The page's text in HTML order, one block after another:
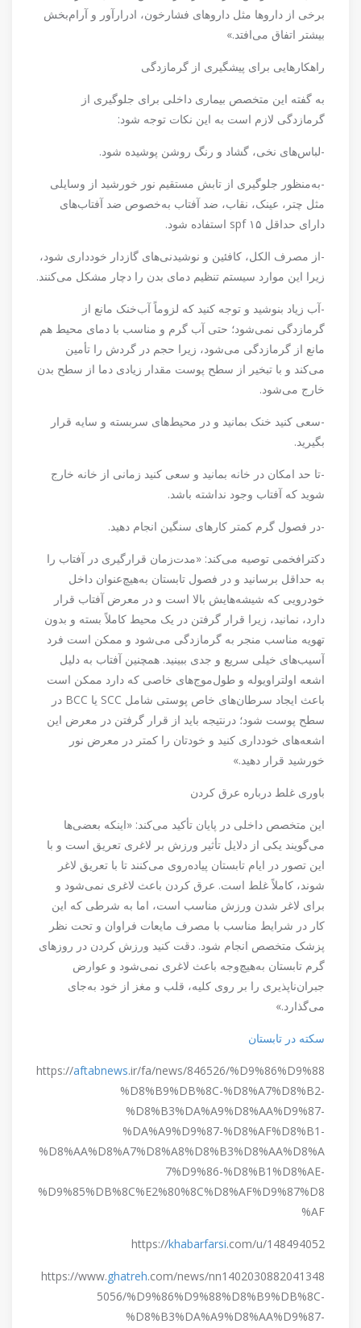
برخی از دارو‌ها مثل دارو‌های فشارخون، ادرارآور و آرام‌بخش
بیشتر اتفاق می‌افتد.»
راهکار‌هایی برای پیشگیری از گرمازدگی
به گفته این متخصص بیماری داخلی برای جلوگیری از
گرمازدگی لازم است به این نکات توجه شود:
-لباس‌های نخی، گشاد و رنگ روشن پوشیده شود.
-به‌منظور جلوگیری از تابش مستقیم نور خورشید از وسایلی
مثل چتر، عینک، نقاب، ضد آفتاب به‌خصوص ضد آفتاب‌های
دارای حداقل spf ۱۵ استفاده شود.
-از مصرف الکل، کافئین و نوشیدنی‌های گازدار خودداری شود،
زیرا این موارد سیستم تنظیم دمای بدن را دچار مشکل می‌کنند.
-آب زیاد بنوشید و توجه کنید که لزوماً آب‌خنک مانع از
گرمازدگی نمی‌شود؛ حتی آب گرم و مناسب با دمای محیط هم
مانع از گرمازدگی می‌شود، زیرا حجم در گردش را تأمین
می‌کند و با تبخیر از سطح پوست مقدار زیادی دما از سطح بدن
خارج می‌شود.
-سعی کنید خنک بمانید و در محیط‌های سربسته و سایه قرار
بگیرید.
-تا حد امکان در خانه بمانید و سعی کنید زمانی از خانه خارج
شوید که آفتاب وجود نداشته باشد.
-در فصول گرم کمتر کار‌های سنگین انجام دهید.
دکترافخمی توصیه می‌کند: «مدت‌زمان قرارگیری در آفتاب را
به حداقل برسانید و در فصول تابستان به‌هیچ‌عنوان داخل
خودرویی که شیشه‌هایش بالا است و در معرض آفتاب قرار
دارد، نمانید، زیرا قرار گرفتن در یک محیط کاملاً بسته و بدون
تهویه مناسب منجر به گرمازدگی می‌شود و ممکن است فرد
آسیب‌های خیلی سریع و جدی ببینید. همچنین آفتاب به دلیل
اشعه اولتراویوله و طول‌موج‌های خاصی که دارد ممکن است
باعث ایجاد سرطان‌های خاص پوستی شامل SCC یا BCC در
سطح پوست شود؛ درنتیجه باید از قرار گرفتن در معرض این
اشعه‌های خودداری کنید و خودتان را کمتر در معرض نور
خورشید قرار دهید.»
باوری غلط درباره عرق کردن
این متخصص داخلی در پایان تأکید می‌کند: «اینکه بعضی‌ها
می‌گویند یکی از دلایل تأثیر ورزش بر لاغری تعریق است و با
این تصور در ایام تابستان پیاده‌روی می‌کنند تا با تعریق لاغر
شوند، کاملاً غلط است. عرق کردن باعث لاغری نمی‌شود و
برای لاغر شدن ورزش مناسب است، اما به شرطی که این
کار در شرایط مناسب با مصرف مایعات فراوان و تحت نظر
پزشک متخصص انجام شود. دقت کنید ورزش کردن در روز‌های
گرم تابستان به‌هیچ‌وجه باعث لاغری نمی‌شود و عوارض
جبران‌ناپذیری را بر روی کلیه، قلب و مغز از خود به‌جای
می‌گذارد.»
سکته در تابستان
https://aftabnews.ir/fa/news/846526/%D9%86%D9%88
%D8%B9%DB%8C-%D8%A7%D8%B2-
%D8%B3%DA%A9%D8%AA%D9%87-
%DA%A9%D9%87-%D8%AF%D8%B1-
%D8%AA%D8%A7%D8%A8%D8%B3%D8%AA%D8%A
7%D9%86-%D8%B1%D8%AE-
%D9%85%DB%8C%E2%80%8C%D8%AF%D9%87%D8
%AF
https://khabarfarsi.com/u/148494052
https://www.ghatreh.com/news/nn1402030882041348
5056/%D9%86%D9%88%D8%B9%DB%8C-
%D8%B3%DA%A9%D8%AA%D9%87-